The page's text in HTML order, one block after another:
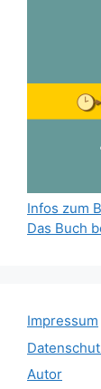
Infos zum
Das Buch
Impressum
Autor